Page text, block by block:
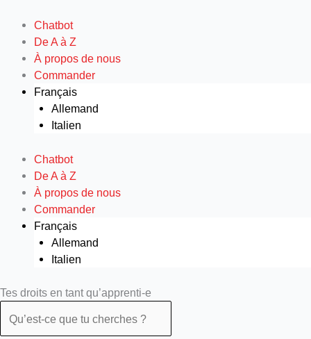
contenu
Chatbot
De A à Z
À propos de nous
Commander
Français
Allemand
Italien
Chatbot
De A à Z
À propos de nous
Commander
Français
Allemand
Italien
Tes droits en tant qu’apprenti-e
Search
Search